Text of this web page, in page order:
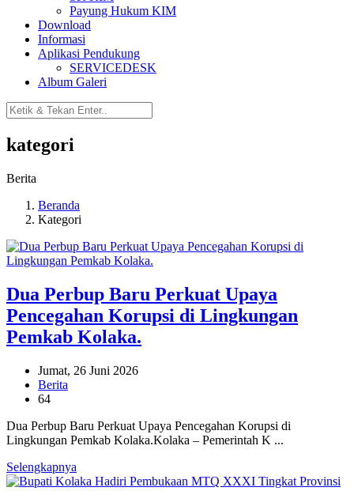
Payung Hukum KIM
Download
Informasi
Aplikasi Pendukung
SERVICEDESK
Album Galeri
kategori
Berita
Beranda
Kategori
Dua Perbup Baru Perkuat Upaya
Pencegahan Korupsi di Lingkungan
Pemkab Kolaka.
Jumat, 26 Juni 2026
Berita
64
Dua Perbup Baru Perkuat Upaya Pencegahan Korupsi di
Lingkungan Pemkab Kolaka.Kolaka – Pemerintah K ...
Selengkapnya